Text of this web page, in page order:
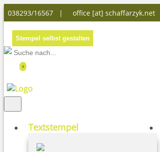
038293/16567 | office [at] schaffarzyk.net
Stempel selbst gestalten
0
Textstempel